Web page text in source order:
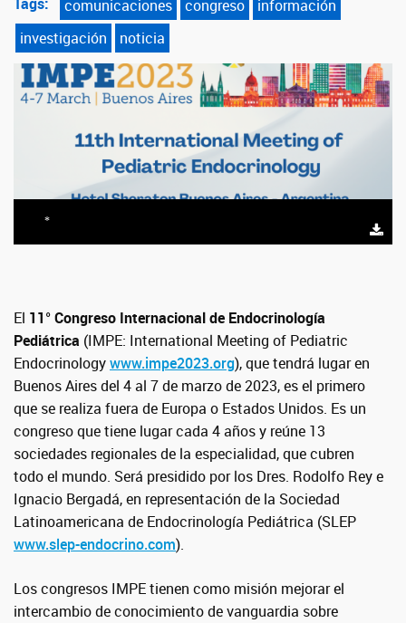
comunicaciones congreso
información
investigación
noticia
*
El 11° Congreso Internacional de Endocrinología
Pediátrica (IMPE: International Meeting of Pediatric
Endocrinologywww.impe2023.org), que tendrá lugar en
Buenos Aires del 4 al 7 de marzo de 2023, es el primero
que se realiza fuera de Europa o Estados Unidos. Es un
congreso que tiene lugar cada 4 años y reúne 13
sociedades regionales de la especialidad, que cubren
todo el mundo. Será presidido por los Dres. Rodolfo Rey e
Ignacio Bergadá, en representación de la Sociedad
Latinoamericana de Endocrinología Pediátrica (SLEP
www.slep-endocrino.com).
Los congresos IMPE tienen como misión mejorar el
intercambio de conocimiento de vanguardia sobre